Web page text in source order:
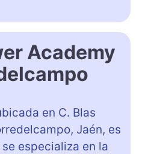
Academy
en C. Blas
Jaén, es
especializa en la